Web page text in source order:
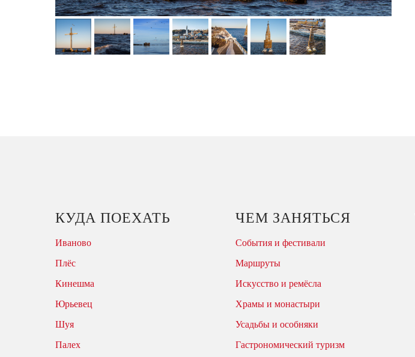
КУДА ПОЕХАТЬ
Иваново
Плёс
Кинешма
Юрьевец
Шуя
Палех
ЧЕМ ЗАНЯТЬСЯ
События и фестивали
Маршруты
Искусство и ремёсла
Храмы и монастыри
Усадьбы и особняки
Гастрономический туризм